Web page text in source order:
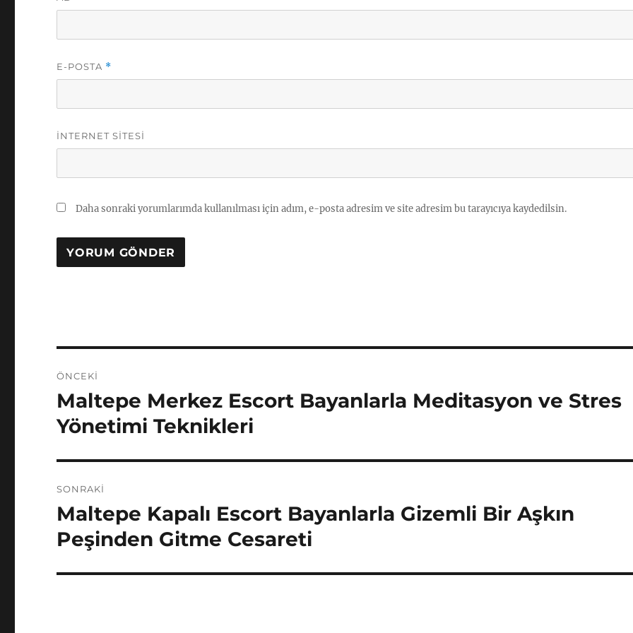
E-POSTA *
İNTERNET SITESI
Daha sonraki yorumlarımda kullanılması için adım, e-posta adresim ve site adresim bu tarayıcıya kaydedilsin.
gezinmesi
ÖNCEKI
Önceki
yazı:
Maltepe Merkez Escort Bayanlarla Meditasyon ve Stres
Yönetimi Teknikleri
SONRAKI
Sonraki
yazı:
Maltepe Kapalı Escort Bayanlarla Gizemli Bir Aşkın
Peşinden Gitme Cesareti